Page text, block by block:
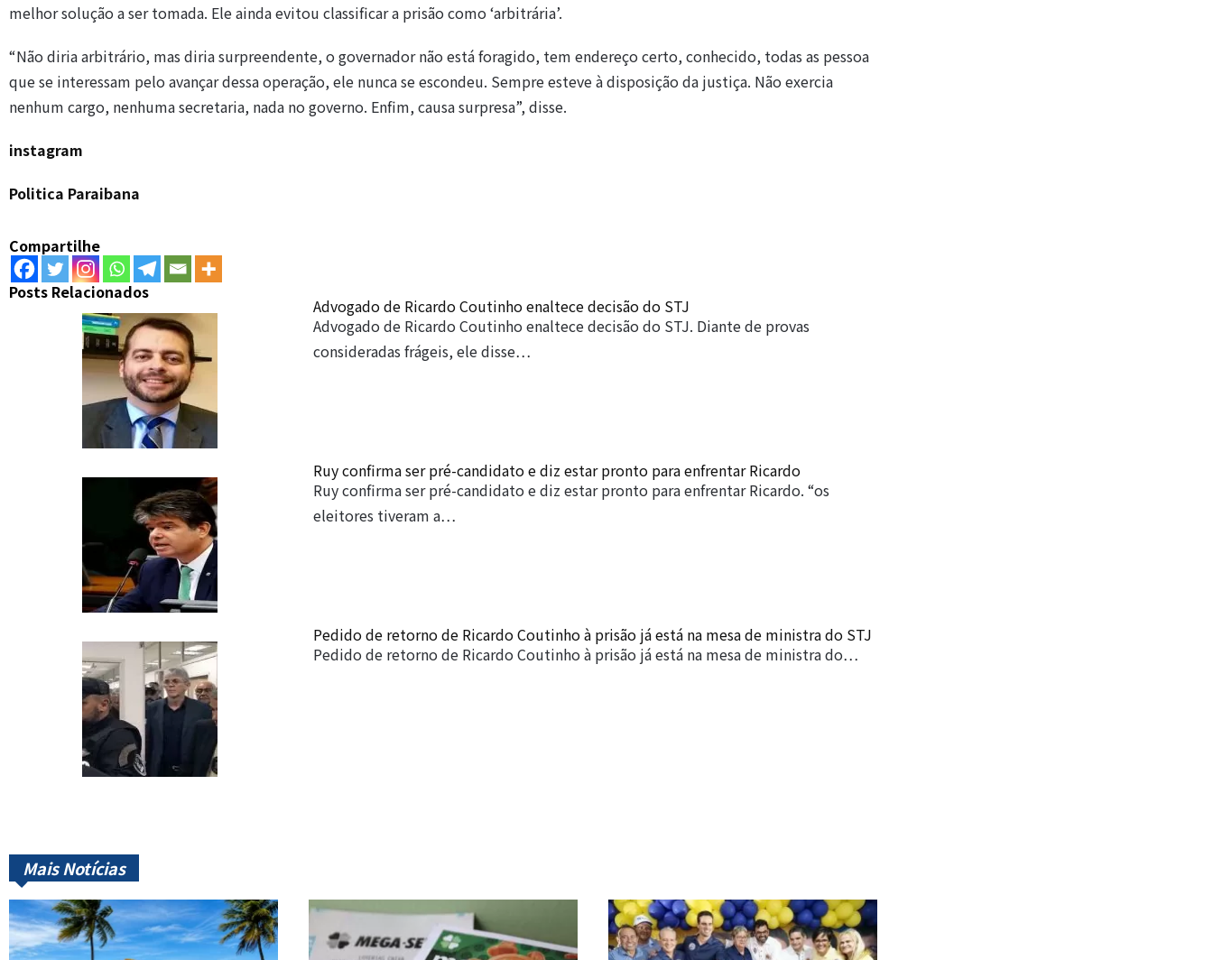
melhor solução a ser tomada. Ele ainda evitou classificar a prisão como ‘arbitrária’.
“Não diria arbitrário, mas diria surpreendente, o governador não está foragido, tem endereço certo, conhecido, todas as pessoa
que se interessam pelo avançar dessa operação, ele nunca se escondeu. Sempre esteve à disposição da justiça. Não exercia
nenhum cargo, nenhuma secretaria, nada no governo. Enfim, causa surpresa”, disse.
instagram
Politica Paraibana
Compartilhe
Posts Relacionados
Advogado de Ricardo Coutinho enaltece decisão do STJ
Advogado de Ricardo Coutinho enaltece decisão do STJ. Diante de provas
consideradas frágeis, ele disse…
Ruy confirma ser pré-candidato e diz estar pronto para enfrentar Ricardo
Ruy confirma ser pré-candidato e diz estar pronto para enfrentar Ricardo. “os
eleitores tiveram a…
Pedido de retorno de Ricardo Coutinho à prisão já está na mesa de ministra do STJ
Pedido de retorno de Ricardo Coutinho à prisão já está na mesa de ministra do…
Mais Notícias